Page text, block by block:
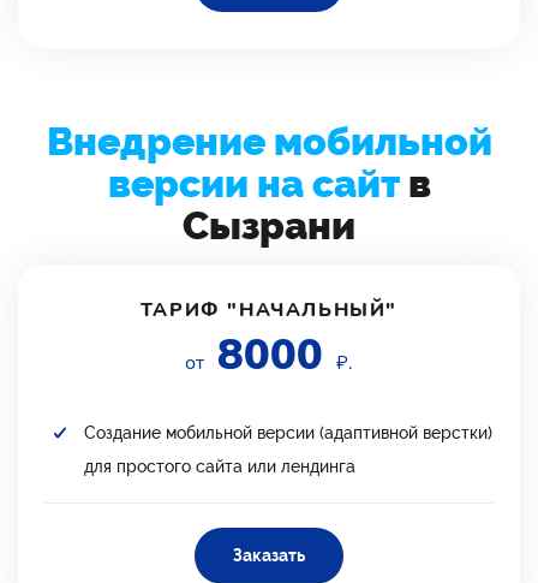
Внедрение мобильной
версии на сайтв
Сызрани
ТАРИФ "НАЧАЛЬНЫЙ"
от 8000 ₽.
Создание мобильной версии (адаптивной верстки)
для простого сайта или лендинга
Заказать